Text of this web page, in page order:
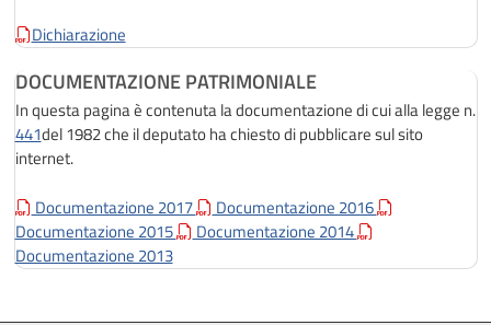
Dichiarazione
DOCUMENTAZIONE PATRIMONIALE
In questa pagina è contenuta la documentazione di cui alla legge n.
441del 1982 che il deputato ha chiesto di pubblicare sul sito
internet.
Documentazione 2017
Documentazione 2016
Documentazione 2015
Documentazione 2014
Documentazione 2013